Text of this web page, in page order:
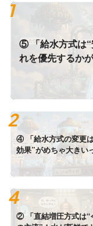
⑤ 「給水方式は“
れを優先するか
④ 「給水方式の変更
効果”がめちゃ大きい
てた？」
② 「直結増圧方式は“